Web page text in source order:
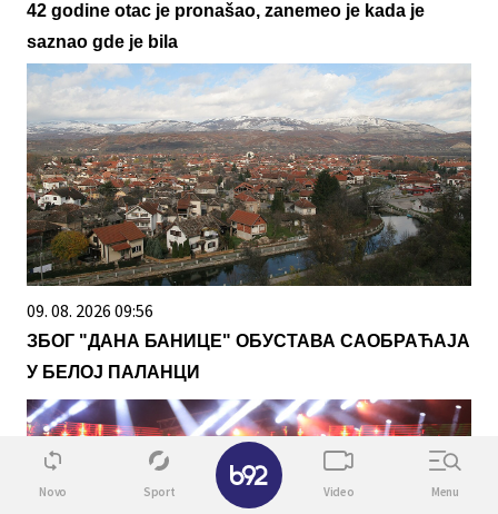
42 godine otac je pronašao, zanemeo je kada je
saznao gde je bila
09. 08. 2026 09:56
ЗБОГ "ДАНА БАНИЦЕ" ОБУСТАВА САОБРАЋАЈА
У БЕЛОЈ ПАЛАНЦИ
Novo Sport Video Menu
✕